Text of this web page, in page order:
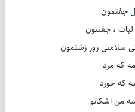
جفتمون
، جفتتون
سلامتی روز زشتمون
که مرد
که خورد
من اشکاتو